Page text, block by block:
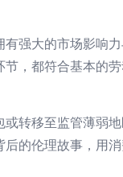
强大的市场影响
，都符合基本的
转移至监管薄弱
的伦理故事，用